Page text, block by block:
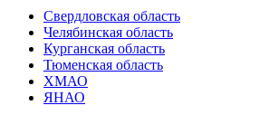
Свердловская область
Челябинская область
Курганская область
Тюменская область
ХМАО
ЯНАО